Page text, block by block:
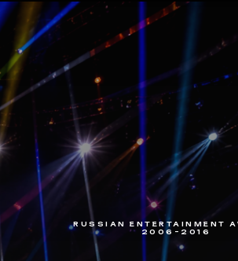
RUSSIAN ENTERTAINMENT
2006–2016